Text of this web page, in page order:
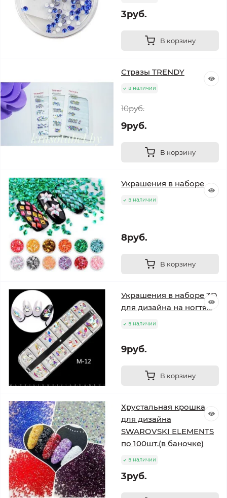
3руб.
В корзину
Стразы TRENDY
в наличии
10руб.
9руб.
В корзину
Украшения в наборе
в наличии
8руб.
В корзину
Украшения в наборе 3D
для дизайна на ногтях.
в наличии
9руб.
В корзину
Хрустальная крошка
для дизайна
SWAROVSKI ELEMENTS
по 100шт.(в баночке)
в наличии
3руб.